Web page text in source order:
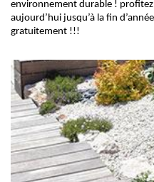
environnement durable !
aujourd’hui jusqu’à la fin
gratuitement !!!